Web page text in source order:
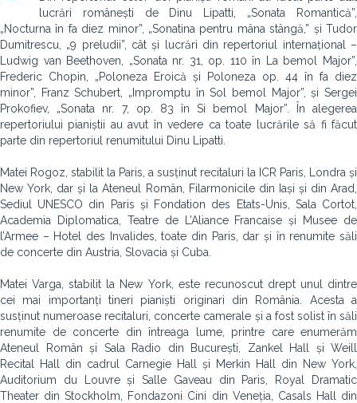
lucrări românești de Dinu Lipatti, „Sonata Romantică”,
„Nocturna în fa diez minor”, „Sonatina pentru mâna stângă,” și Tudor
Dumitrescu, „9 preludii”, cât și lucrări din repertoriul internațional –
Ludwig van Beethoven, „Sonata nr. 31, op. 110 în La bemol Major”,
Frederic Chopin, „Poloneza Eroică și Poloneza op. 44 în fa diez
minor”, Franz Schubert, „Impromptu în Sol bemol Major”, și Sergei
Prokofiev, „Sonata nr. 7, op. 83 în Si bemol Major”. În alegerea
repertoriului pianiștii au avut în vedere ca toate lucrările să fi făcut
parte din repertoriul renumitului Dinu Lipatti.
Matei Rogoz, stabilit la Paris, a susținut recitaluri la ICR Paris, Londra și
New York, dar și la Ateneul Român, Filarmonicile din Iași și din Arad,
Sediul UNESCO din Paris și Fondation des Etats-Unis, Sala Cortot,
Academia Diplomatica, Teatre de L’Aliance Francaise și Musee de
l’Armee – Hotel des Invalides, toate din Paris, dar și în renumite săli
de concerte din Austria, Slovacia și Cuba.
Matei Varga, stabilit la New York, este recunoscut drept unul dintre
cei mai importanți tineri pianiști originari din România. Acesta a
susținut numeroase recitaluri, concerte camerale și a fost solist în săli
renumite de concerte din întreaga lume, printre care enumerăm
Ateneul Român și Sala Radio din București, Zankel Hall și Weill
Recital Hall din cadrul Carnegie Hall și Merkin Hall din New York,
Auditorium du Louvre și Salle Gaveau din Paris, Royal Dramatic
Theater din Stockholm, Fondazoni Cini din Veneția, Casals Hall din